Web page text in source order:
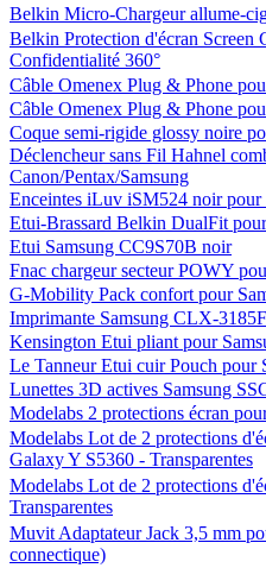
Belkin Micro-Chargeur allume-
Belkin Protection d'écran Screen
Confidentialité 360°
Câble Omenex Plug & Phone
Câble Omenex Plug & Phone
Coque semi-rigide glossy noire
Déclencheur sans Fil Hahnel
Canon/Pentax/Samsung
Enceintes iLuv iSM524 noir pour
Etui-Brassard Belkin DualFit
Etui Samsung CC9S70B noir
Fnac chargeur secteur POWY
G-Mobility Pack confort pour
Imprimante Samsung CLX-
Kensington Etui pliant pour
Le Tanneur Etui cuir Pouch pour
Lunettes 3D actives Samsung
Modelabs 2 protections écran
Modelabs Lot de 2 protections
Galaxy Y S5360 - Transparentes
Modelabs Lot de 2 protections
Transparentes
Muvit Adaptateur Jack 3,5 mm
connectique)